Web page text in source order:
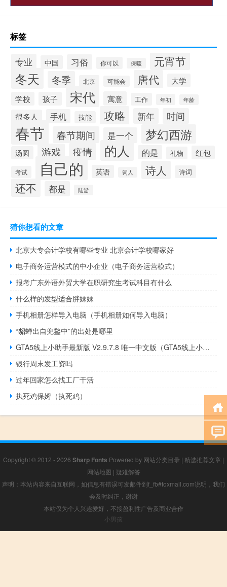
标签
专业 中国 习俗 你可以 保暖 元宵节
冬天 冬季 北京 可能会 唐代
大学
学校
孩子 宋代 寓意 工作 年初 年龄
很多人 手机 技能 攻略 新年 时间
春节 春节期间 是一个 梦幻西游
汤圆 游戏 疫情 的人 的是 礼物 红包
考试 自己的 英语 词人 诗人 诗词
还不 都是 陆游
猜你想看的文章
北京大专会计学校有哪些专业 北京会计学校哪家好
电子商务运营模式的中小企业（电子商务运营模式）
报考广东外语外贸大学在职研究生考试科目有什么
什么样的发型适合胖妹妹
手机相册怎样导入电脑（手机相册如何导入电脑）
“貂蝉出自兜鍪中”的出处是哪里
GTA5线上小助手最新版 V2.9.7.8 唯一中文版（GTA5线上小助手最新版 V2.9.7.8 唯一中文版功能简介）
银行周末发工资吗
过年回家怎么找工厂干活
执死鸡保姆（执死鸡）
Copyright © 2012 - 2026 Sharp Fonts Powered by 网站分类目录 | 精选推荐文章 |
网站地图 | 疑难解答
声明：本站内容来自互联网，如信息有错误可发邮件到f_fb#foxmail.com说明，我们
会及时纠正，谢谢
本站仅为个人兴趣爱好，不接盈利性广告及商业合作
小男孩